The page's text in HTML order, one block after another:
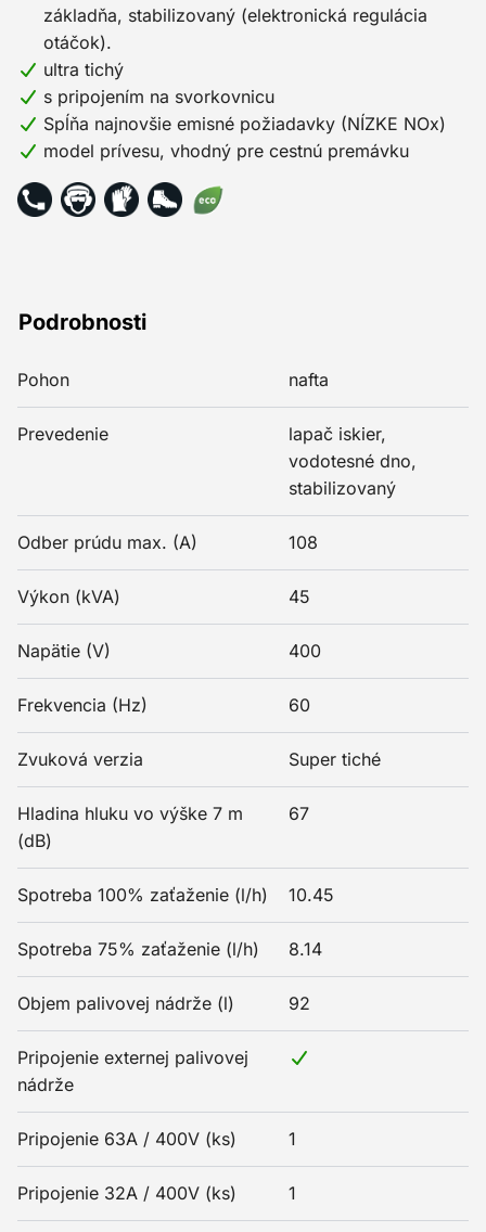
Podrobnosti
Pohon nafta
Prevedenie
lapač iskier,
vodotesné dno,
stabilizovaný
Odber prúdu max. (A) 108
Výkon (kVA) 45
Napätie (V) 400
Frekvencia (Hz) 60
Zvuková verzia Super tiché
Hladina hluku vo výške 7 m
(dB)
67
Spotreba 100% zaťaženie (l/h) 10.45
Spotreba 75% zaťaženie (l/h) 8.14
Objem palivovej nádrže (l) 92
Pripojenie externej palivovej
nádrže
Pripojenie 63A / 400V (ks) 1
Pripojenie 32A / 400V (ks) 1
základňa, stabilizovaný (elektronická regulácia
otáčok).
ultra tichý
s pripojením na svorkovnicu
Spĺňa najnovšie emisné požiadavky (NÍZKE NOx)
model prívesu, vhodný pre cestnú premávku